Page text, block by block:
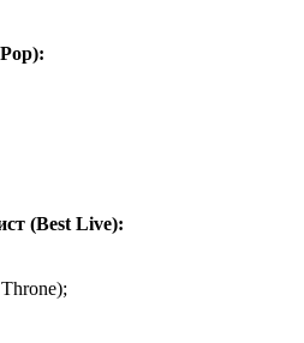
(Best Live):